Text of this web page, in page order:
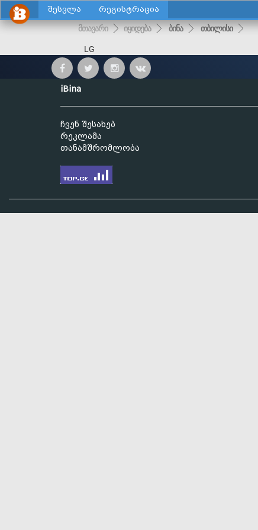
შესვლა რეგისტრაცია
მთავარი იყიდება ბინა თბილისი
LG
iBina
ჩვენ შესახებ
რეკლამა
თანამშრომლობა